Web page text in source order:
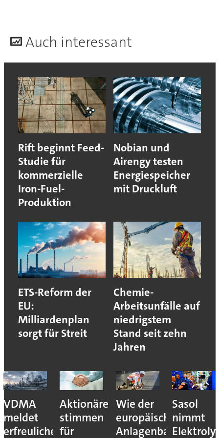
Auch interessant
Rift beginnt Feed-
Studie für
kommerzielle
Iron-Fuel-
Produktion
Nobian und
Airengy testen
Energiespeicher
mit Druckluft
ETS-Reform der
EU:
Milliardenplan
sorgt für Streit
Chemie-
Arbeitsunfälle auf
niedrigstem
Stand seit zehn
Jahren
VDMA
meldet
erfreuliches
Aktionäre
stimmen
für
Wie der
europäische
Anlagenbau
Sasol
nimmt